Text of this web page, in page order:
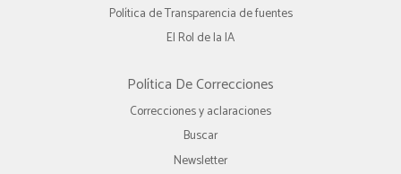
Política de Transparencia de fuentes
El Rol de la IA
Política De Correcciones
Correcciones y aclaraciones
Buscar
Newsletter